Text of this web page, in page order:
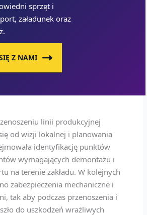
sprzęt i
załadunek oraz
Z NAMI
linii produkcyjnej
się od wizji lokalnej i planowania
identyfikację punktów
wymagających demontażu i
na terenie zakładu. W kolejnych
zabezpieczenia mechaniczne i
tak aby podczas przenoszenia i
do uszkodzeń wrażliwych